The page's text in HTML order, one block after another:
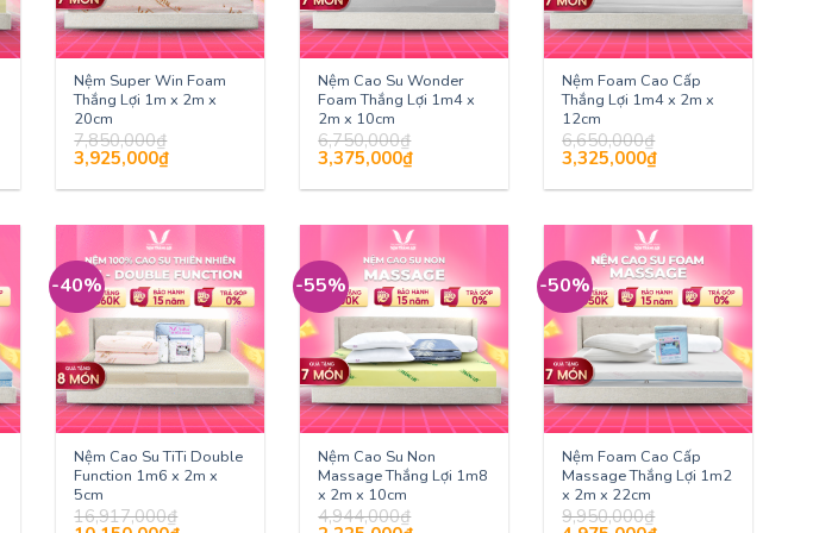
Nệm Super Win Foam
Thắng Lợi 1m x 2m x
20cm
7,850,000₫
Giá
gốc
là:
3,925,000₫Giá
tại
Nệm Cao Su Wonder
Foam Thắng Lợi 1m4 x
2m x 10cm
6,750,000₫
Giá
gốc
là:
3,375,000₫Giá
tại
Nệm Foam Cao Cấp
Thắng Lợi 1m4 x 2m x
12cm
6,650,000₫
Giá
gốc
là:
3,325,000₫Giá
tại
-40%
Nệm Cao Su TiTi Double
Function 1m6 x 2m x
5cm
16,917,000₫
-55%
Nệm Cao Su Non
Massage Thắng Lợi 1m8
x 2m x 10cm
4,944,000₫
-50%
Nệm Foam Cao Cấp
Massage Thắng Lợi 1m2
x 2m x 22cm
9,950,000₫